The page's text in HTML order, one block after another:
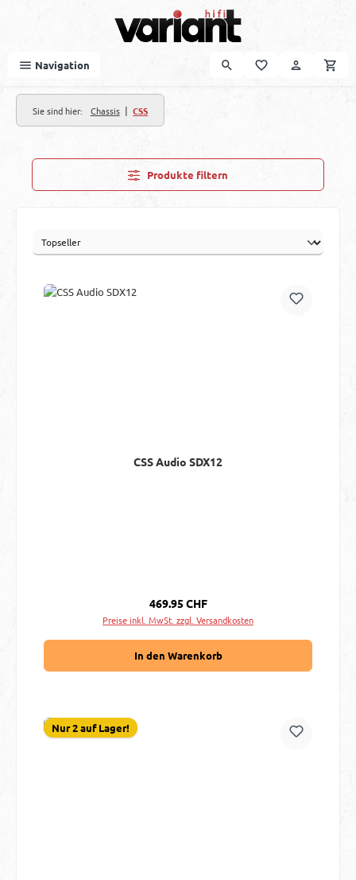
Navigation
Sie sind hier: Chassis | CSS
Produkte filtern
CSS Audio SDX12
Regulärer Preis:
469.95 CHF
Preise inkl. MwSt. zzgl. Versandkosten
In den Warenkorb
Nur 2 auf Lager!